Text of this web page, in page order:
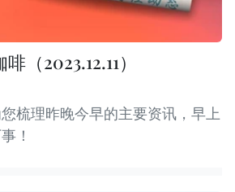
（2023.12.11）
梳理昨晚今早的主要资讯，早上
！